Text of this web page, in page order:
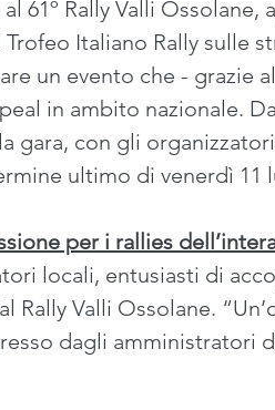
61º Rally Valli
Italiano Rally sulle
un evento che - grazie
in ambito nazionale.
gara, con gli
ultimo di venerdì 11
per i rallies
locali, entusiasti di
Valli Ossolane.
dagli amministratori